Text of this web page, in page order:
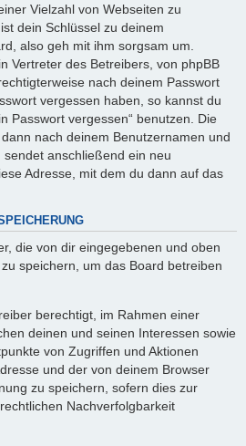
Vielzahl von Webseiten zu
dein Schlüssel zu deinem
also geh mit ihm sorgsam um.
Vertreter des Betreibers, von phpBB
nach deinem Passwort
vergessen haben, so kannst du
Passwort vergessen“ benutzen. Die
nach deinem Benutzernamen und
anschließend ein neu
Adresse, mit dem du dann auf das
die von dir eingegebenen und oben
speichern, um das Board betreiben
berechtigt, im Rahmen einer
deinen und seinen Interessen sowie
von Zugriffen und Aktionen
und der von deinem Browser
zu speichern, sofern dies zur
Nachverfolgbarkeit